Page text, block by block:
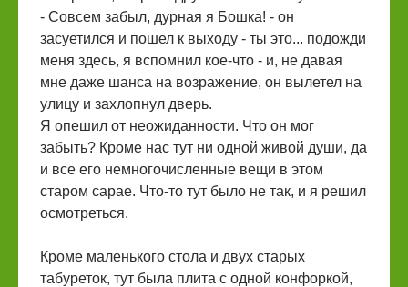
- Совсем забыл, дурная я Бошка! - он
засуетился и пошел к выходу - ты это... подожди
меня здесь, я вспомнил кое-что - и, не давая
мне даже шанса на возражение, он вылетел на
улицу и захлопнул дверь.
Я опешил от неожиданности. Что он мог
забыть? Кроме нас тут ни одной живой души, да
и все его немногочисленные вещи в этом
старом сарае. Что-то тут было не так, и я решил
осмотреться.
Кроме маленького стола и двух старых
табуреток, тут была плита с одной конфоркой,